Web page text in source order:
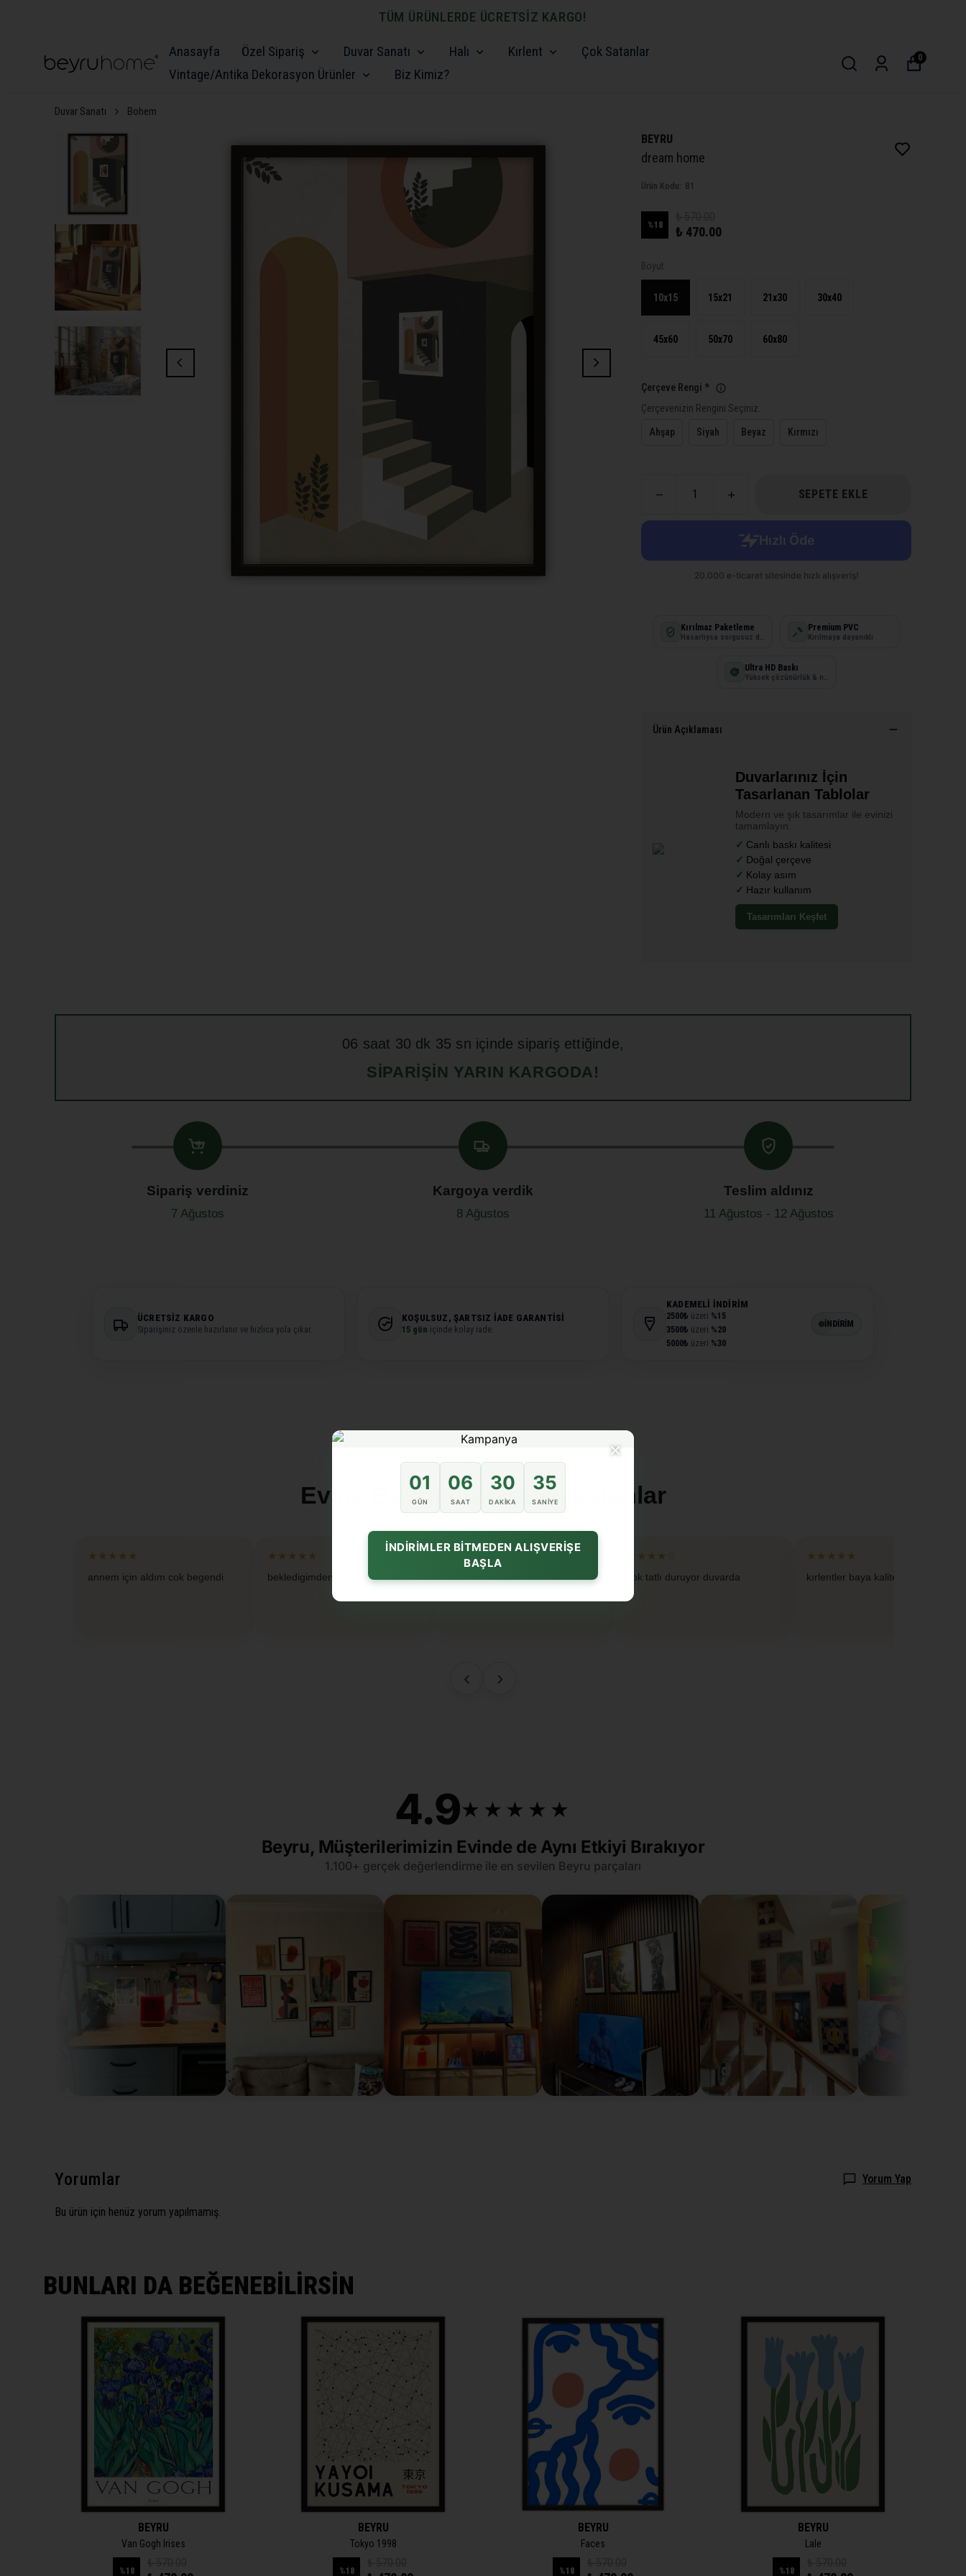
TÜM ÜRÜNLERDE ÜCRETSİZ KARGO!
Anasayfa Özel Sipariş Duvar Sanatı Halı Kırlent
Çok Satanlar
Vintage/Antika Dekorasyon Ürünler
Biz Kimiz?
0
Duvar Sanatı Bohem
BEYRU
dream home
Ürün Kodu: 81
%18 ₺ 470.00
Boyut
10x15 15x21 21x30 30x40
45x60 50x70 60x80
Çerçeve Rengi *
Çerçevenizin Rengini Seçiniz.
Ahşap Siyah Beyaz Kırmızı
SEPETE EKLE
Kırılmaz Paketleme Premium PVC
Kırılmaya dayanıklı
Ultra HD Baskı
Ürün Açıklaması
Duvarlarınız İçin
Tasarlanan Tablolar
Modern ve şık tasarımlar ile evinizi
tamamlayın.
Canlı baskı kalitesi
Doğal çerçeve
Kolay asım
Hazır kullanım
Tasarımları Keşfet
06 saat 30 dk 33 sn içinde sipariş ettiğinde,
SIPARIŞIN YARIN KARGODA!
Sipariş verdiniz
7 Ağustos
Kargoya verdik
8 Ağustos
Teslim aldınız
11 Ağustos - 12 Ağustos
ÜCRETSIZ KARGO
Siparişiniz özenle hazırlanır ve hızlıca yola çıkar.
KOŞULSUZ, ŞARTSIZ İADE GARANTISI
15 gün içinde kolay iade.
KADEMELI İNDIRIM
2500₺ üzeri %15
3500₺ üzeri %20
5000₺ üzeri %30
İNDİRİM
Evine Beyru dokunuşu katanlar
★★★★★
annem için aldım cok begendi
★★★★★
bekledigimden guzel geldi
★★★★☆
cok tatlı duruyor duvarda
★★★★★
kırlentler baya kaliteliymis
‹ ›
4.9★★★★★
★★★★★
Beyru, Müşterilerimizin Evinde de Aynı Etkiyi Bırakıyor
1.100+ gerçek değerlendirme ile en sevilen Beyru parçaları
Yorumlar Yorum Yap
Bu ürün için henüz yorum yapılmamış.
BUNLARI DA BEĞENEBİLİRSİN
BEYRU
Van Gogh Irises
%18
BEYRU
Tokyo 1998
%18
BEYRU
Faces
%18
BEYRU
Lale
%18
×
01
GÜN
06
SAAT
30
DAKIKA
34
SANIYE
İNDİRİMLER BİTMEDEN ALIŞVERİŞE
BAŞLA